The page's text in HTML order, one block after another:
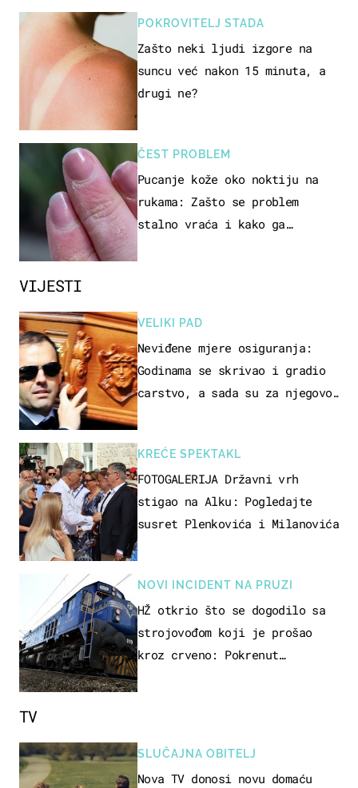
VIJESTI
VELIKI PAD
Neviđene mjere osiguranja:
Godinama se skrivao i gradio
carstvo, a sada su za njegovo
KREĆE SPEKTAKL
FOTOGALERIJA Državni vrh
stigao na Alku: Pogledajte
susret Plenkovića i Milanovića
NOVI INCIDENT NA PRUZI
HŽ otkrio što se dogodilo sa
strojovođom koji je prošao
kroz crveno: Pokrenut
POKROVITELJ STADA
Zašto neki ljudi izgore na
suncu već nakon 15 minuta, a
drugi ne?
ČEST PROBLEM
Pucanje kože oko noktiju na
rukama: Zašto se problem
stalno vraća i kako ga
TV
SLUČAJNA OBITELJ
Nova TV donosi novu domaću